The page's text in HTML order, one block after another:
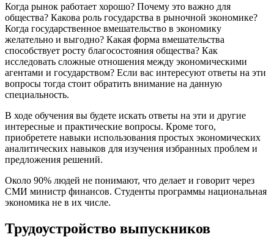
Когда рынок работает хорошо? Почему это важно для
общества? Какова роль государства в рыночной экономике?
Когда государственное вмешательство в экономику
желательно и выгодно? Какая форма вмешательства
способствует росту благосостояния общества? Как
исследовать сложные отношения между экономическими
агентами и государством? Если вас интересуют ответы на эти
вопросы тогда стоит обратить внимание на данную
специальность.
В ходе обучения вы будете искать ответы на эти и другие
интересные и практические вопросы. Кроме того,
приобретете навыки использования простых экономических
аналитических навыков для изучения избранных проблем и
предложения решений.
Около 90% людей не понимают, что делает и говорит через
СМИ министр финансов. Студенты программы национальная
экономика не в их числе.
Трудоустройство выпускников